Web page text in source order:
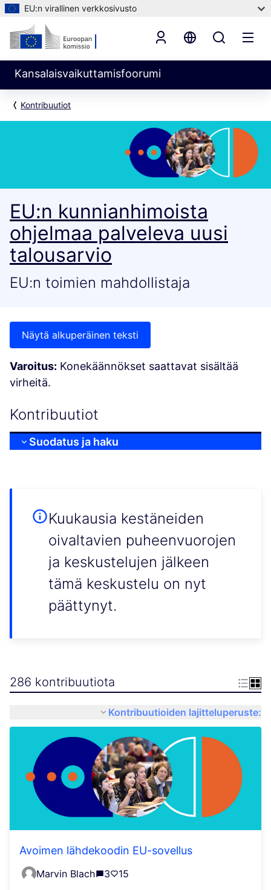
EU:n virallinen verkkosivusto
Kansalaisvaikuttamisfoorumi
Kontribuutiot
EU:n kunnianhimoista
ohjelmaa palveleva uusi
talousarvio
EU:n toimien mahdollistaja
Näytä alkuperäinen teksti
Varoitus: Konekäännökset saattavat sisältää
virheitä.
Kontribuutiot
Suodatus ja haku
Kuukausia kestäneiden
oivaltavien puheenvuorojen
ja keskustelujen jälkeen
tämä keskustelu on nyt
päättynyt.
286 kontribuutiota
Kontribuutioiden lajitteluperuste:
Avoimen lähdekoodin EU-sovellus
Marvin Blach 3 15